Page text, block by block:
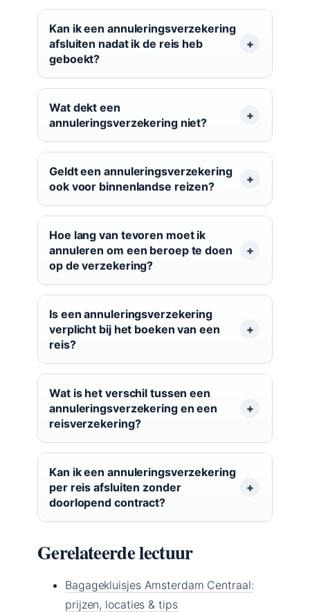
Kan ik een annuleringsverzekering
afsluiten nadat ik de reis heb
geboekt?
Wat dekt een
annuleringsverzekering niet?
Geldt een annuleringsverzekering
ook voor binnenlandse reizen?
Hoe lang van tevoren moet ik
annuleren om een beroep te doen
op de verzekering?
Is een annuleringsverzekering
verplicht bij het boeken van een
reis?
Wat is het verschil tussen een
annuleringsverzekering en een
reisverzekering?
Kan ik een annuleringsverzekering
per reis afsluiten zonder
doorlopend contract?
Gerelateerde lectuur
Bagagekluisjes Amsterdam Centraal:
prijzen, locaties & tips